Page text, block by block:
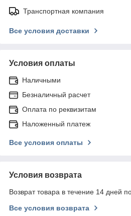
Транспортная компания
Все условия доставки
Условия оплаты
Наличными
Безналичный расчет
Оплата по реквизитам
Наложенный платеж
Все условия оплаты
Условия возврата
Возврат товара в течение 14 дней
Все условия возврата